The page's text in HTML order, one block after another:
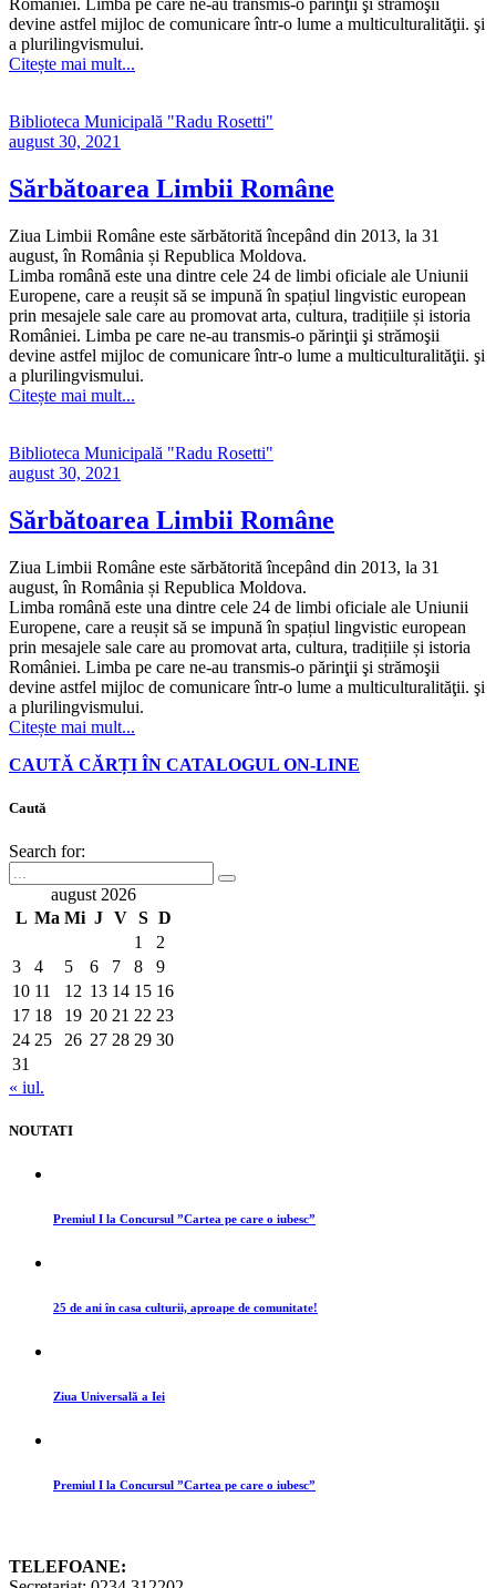
României. Limba pe care ne-au transmis-o părinţii şi strămoşii
devine astfel mijloc de comunicare într-o lume a multiculturalităţii. şi
a plurilingvismului.
Citește mai mult...
Biblioteca Municipală "Radu Rosetti"
august 30, 2021
Sărbătoarea Limbii Române
Ziua Limbii Române este sărbătorită începând din 2013, la 31
august, în România și Republica Moldova.
Limba română este una dintre cele 24 de limbi oficiale ale Uniunii
Europene, care a reușit să se impună în spațiul lingvistic european
prin mesajele sale care au promovat arta, cultura, tradițiile și istoria
României. Limba pe care ne-au transmis-o părinţii şi strămoşii
devine astfel mijloc de comunicare într-o lume a multiculturalităţii. şi
a plurilingvismului.
Citește mai mult...
Biblioteca Municipală "Radu Rosetti"
august 30, 2021
Sărbătoarea Limbii Române
Ziua Limbii Române este sărbătorită începând din 2013, la 31
august, în România și Republica Moldova.
Limba română este una dintre cele 24 de limbi oficiale ale Uniunii
Europene, care a reușit să se impună în spațiul lingvistic european
prin mesajele sale care au promovat arta, cultura, tradițiile și istoria
României. Limba pe care ne-au transmis-o părinţii şi strămoşii
devine astfel mijloc de comunicare într-o lume a multiculturalităţii. şi
a plurilingvismului.
Citește mai mult...
CAUTĂ CĂRȚI ÎN CATALOGUL ON-LINE
Caută
Search for:
august 2026
L Ma Mi J V S D
1
2
3
4 5 6 7 8
9
10 11 12 13 14 15 16
17 18 19 20 21 22 23
24 25 26 27 28 29 30
31
« iul.
NOUTATI
Premiul I la Concursul ”Cartea pe care o iubesc”
25 de ani în casa culturii, aproape de comunitate!
Ziua Universală a Iei
Premiul I la Concursul ”Cartea pe care o iubesc”
TELEFOANE: